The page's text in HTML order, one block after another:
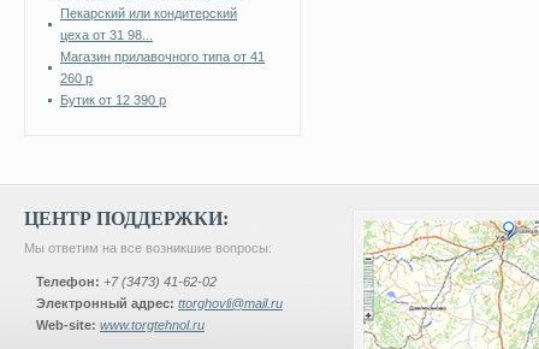
Пекарский или кондитерский
цеха от 31 98...
Магазин прилавочного типа от 41
260 р
Бутик от 12 390 р
ЦЕНТР ПОДДЕРЖКИ:
Мы ответим на все возникшие вопросы:
Телефон: +7 (3473) 41-62-02
Электронный адрес: ttorghovli@mail.ru
Web-site: www.torgtehnol.ru